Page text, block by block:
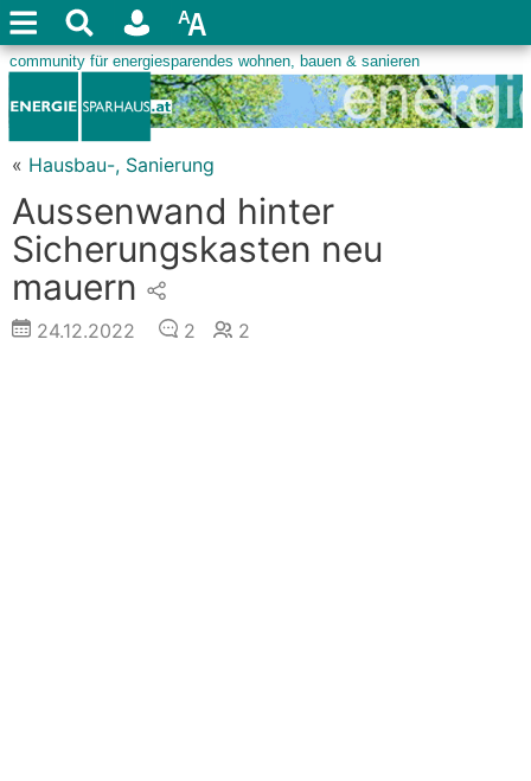
« Hausbau-, Sanierung
Aussenwand hinter
Sicherungskasten neu
mauern
24.12.2022 2 2